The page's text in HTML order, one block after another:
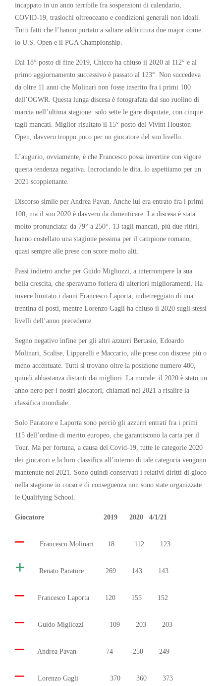
incappato in un anno terribile fra sospensioni di calendario,
COVID-19, traslochi oltreoceano e condizioni generali non ideali.
Tutti fatti che l’hanno portato a saltare addirittura due major come
lo U.S. Open e il PGA Championship.
Dal 18° posto di fine 2019, Chicco ha chiuso il 2020 al 112° e al
primo aggiornamento successivo è passato al 123°. Non succedeva
da oltre 11 anni che Molinari non fosse inserito fra i primi 100
dell’OGWR. Questa lunga discesa è fotografata dal suo ruolino di
marcia nell’ultima stagione: solo sette le gare disputate, con cinque
tagli mancati. Miglior risultato il 15° posto del Vivint Houston
Open, davvero troppo poco per un giocatore del suo livello.
L’augurio, ovviamente, è che Francesco possa invertire con vigore
questa tendenza negativa. Incrociando le dita, lo aspettiamo per un
2021 scoppiettante.
Discorso simile per Andrea Pavan. Anche lui era entrato fra i primi
100, ma il suo 2020 è davvero da dimenticare. La discesa è stata
molto pronunciata: da 79° a 250°. 13 tagli mancati, più due ritiri,
hanno costellato una stagione pessima per il campione romano,
quasi sempre alle prese con score molto alti.
Passi indietro anche per Guido Migliozzi, a interrompere la sua
bella crescita, che speravamo foriera di ulteriori miglioramenti. Ha
invece limitato i danni Francesco Laporta, indietreggiato di una
trentina di posti, mentre Lorenzo Gagli ha chiuso il 2020 sugli stessi
livelli dell’anno precedente.
Segno negativo infine per gli altri azzurri Bertasio, Edoardo
Molinari, Scalise, Lipparelli e Maccario, alle prese con discese più o
meno accentuate. Tutti si trovano oltre la posizione numero 400,
quindi abbastanza distanti dai migliori. La morale: il 2020 è stato un
anno nero per i nostri giocatori, chiamati nel 2021 a risalire la
classifica mondiale.
Solo Paratore e Laporta sono perciò gli azzurri entrati fra i primi
115 dell’ordine di merito europeo, che garantiscono la carta per il
Tour. Ma per fortuna, a causa del Covid-19, tutte le categorie 2020
dei giocatori e la loro classifica all’interno di tale categoria vengono
mantenute nel 2021. Sono quindi conservati i relativi diritti di gioco
nella stagione in corso e di conseguenza non sono state organizzate
le Qualifying School
Giocatore 2019 2020 4/1/21
–Francesco Molinari 18 112 123
+ Renato Paratore 269 143 143
–Francesco Laporta 120 155 152
–Guido Migliozzi 109 203 203
–Andrea Pavan 74 250 249
–Lorenzo Gagli 370 360 373